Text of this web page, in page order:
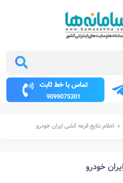
تماس با خط ثابت
9099075301
> اعلام نتایج قرعه کشی ایران خودرو
خودرو